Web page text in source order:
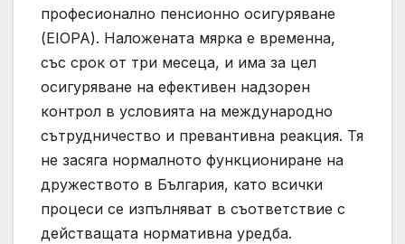
професионално пенсионно осигуряване
(EIOPA). Наложената мярка е временна,
със срок от три месеца, и има за цел
осигуряване на ефективен надзорен
контрол в условията на международно
сътрудничество и превантивна реакция. Тя
не засяга нормалното функциониране на
дружеството в България, като всички
процеси се изпълняват в съответствие с
действащата нормативна уредба.